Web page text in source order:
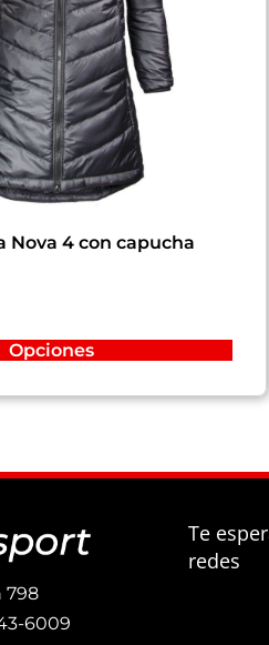
Nova 4 con capucha
Opciones
798
6009
Te
redes